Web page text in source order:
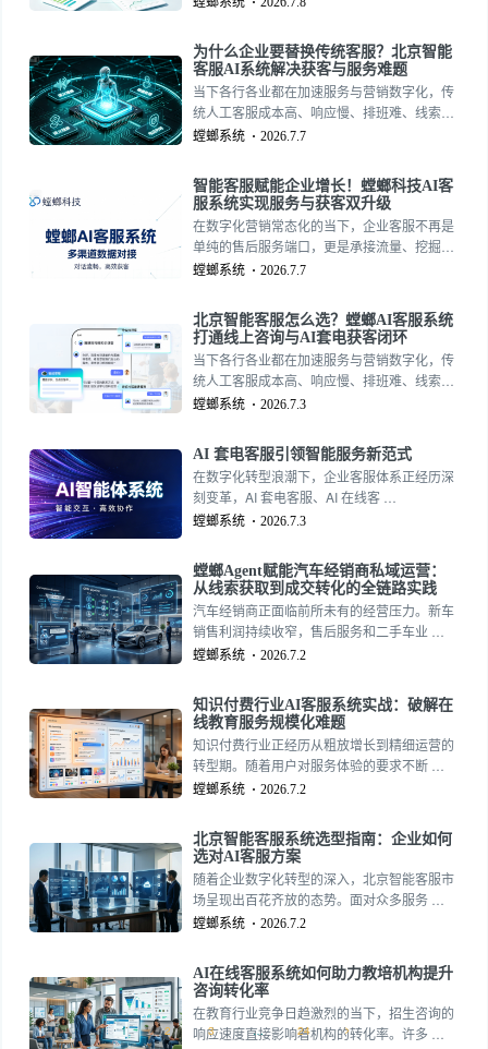
市场，依托自研北京螳螂系统，以螳螂 Agent
多行业智能体为核心，打造可定制螳螂 AI 客服
系统，集成AI 在线客服系统、AI 在线客服、AI
套电客服，一站式满足各类企业北京智能客服
升级需求。
为什么企业要替换传统客服？北京智能
客服AI系统解决获客与服务难题
当下各行各业都在加速服务与营销数字化，传
统人工客服成本高、响应慢、排班难、线索流
失严重等问题愈发凸显，越来越多北京本地企
用专业的AI在线客服系统与智能外呼工具。
螳螂系统 2026.7.7
智能客服赋能企业增长！螳螂科技AI客
服系统实现服务与获客双升级
在数字化营销常态化的当下，企业客服不再是
单纯的售后服务端口，更是承接流量、挖掘客
源、提升转化的核心营销阵地。传统人工客服
海量的线上咨询与线索跟进需求，这也让AI客
服系统成为企业数字化转型的刚需工具。
螳螂系统 2026.7.7
北京智能客服怎么选？螳螂AI客服系统
打通线上咨询与AI套电获客闭环
当下各行各业都在加速服务与营销数字化，传
统人工客服成本高、响应慢、排班难、线索流
失严重等问题愈发凸显，越来越多北京本地企
用专业的AI在线客服系统与智能外呼工具。
螳螂系统 2026.7.3
AI 套电客服引领智能服务新范式
在数字化转型浪潮下，企业客服体系正经历深
刻变革，AI 套电客服、AI 在线客 …
螳螂系统 2026.7.3
螳螂Agent赋能汽车经销商私域运营：
从线索获取到成交转化的全链路实践
汽车经销商正面临前所未有的经营压力。新车
销售利润持续收窄，售后服务和二手车业 …
螳螂系统 2026.7.2
知识付费行业AI客服系统实战：破解在
线教育服务规模化难题
知识付费行业正经历从粗放增长到精细运营的
转型期。随着用户对服务体验的要求不断 …
螳螂系统 2026.7.2
北京智能客服系统选型指南：企业如何
选对AI客服方案
随着企业数字化转型的深入，北京智能客服市
场呈现出百花齐放的态势。面对众多服务 …
螳螂系统 2026.7.2
AI在线客服系统如何助力教培机构提升
咨询转化率
在教育行业竞争日趋激烈的当下，招生咨询的
响应速度直接影响着机构的转化率。许多 …
1 2 3 … 24